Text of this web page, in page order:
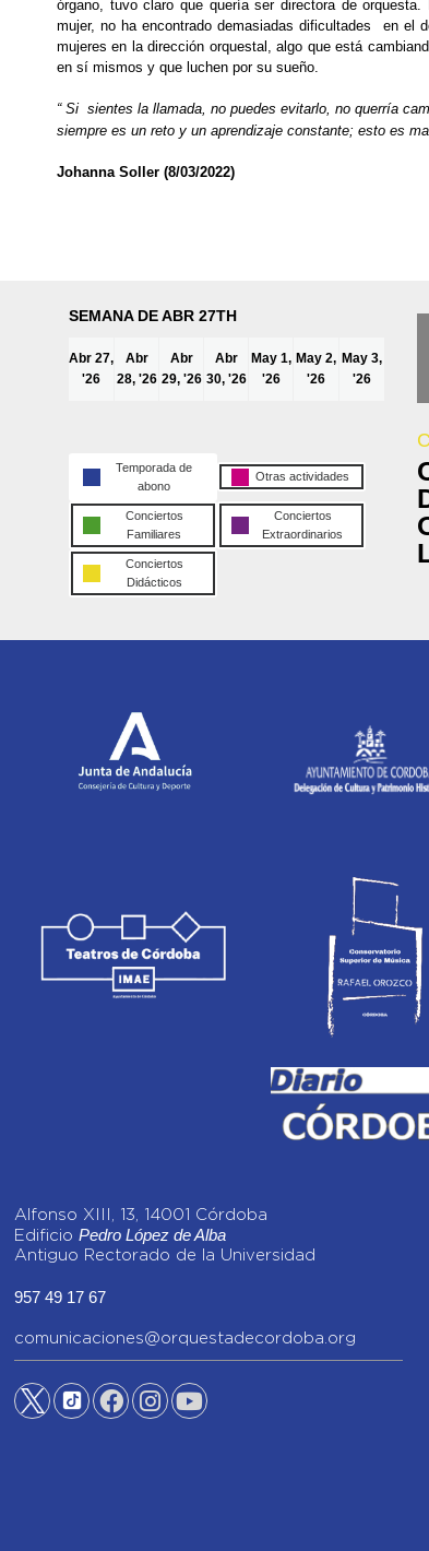
órgano, tuvo claro que quería ser directora de
mujer, no ha encontrado demasiadas dificultades en el
mujeres en la dirección orquestal, algo que está
en sí mismos y que luchen por su sueño.
“ Si sientes la llamada, no puedes evitarlo, no querría
siempre es un reto y un aprendizaje constante; esto es
Johanna Soller (8/03/2022)
SEMANA DE ABR 27TH
Abr 27,
'26
Abr
28, '26
Abr
29, '26
Abr
30, '26
May 1,
'26
May 2,
'26
May 3,
'26
Temporada de
abono
Otras actividades
Conciertos
Familiares
Conciertos
Extraordinarios
Conciertos
Didácticos
Alfonso XIII, 13, 14001 Córdoba
EdificioPedro López de Alba
Antiguo Rectorado de la Universidad
957 49 17 67
comunicaciones@orquestadecordoba.org